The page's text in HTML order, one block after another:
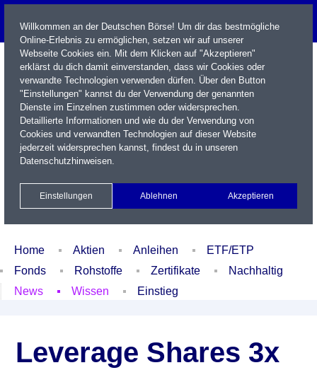
Name / WKN / ISIN / Kürzel
Xetra Realtime
Watchlist Portfolio Login
Home Aktien Anleihen
ETF/ETP
Fonds
Rohstoffe Zertifikate
Nachhaltig
News
Wissen Einstieg
Leverage Shares 3x
Willkommen an der Deutschen Börse! Um dir das bestmögliche
Online-Erlebnis zu ermöglichen, setzen wir auf unserer
Webseite Cookies ein. Mit dem Klicken auf "Akzeptieren"
erklärst du dich damit einverstanden, dass wir Cookies oder
verwandte Technologien verwenden dürfen. Über den Button
"Einstellungen" kannst du der Verwendung der genannten
Dienste im Einzelnen zustimmen oder widersprechen.
Detaillierte Informationen und wie du der Verwendung von
Cookies und verwandten Technologien auf dieser Website
jederzeit widersprechen kannst, findest du in unseren
Datenschutzhinweisen.
Einstellungen Ablehnen Akzeptieren